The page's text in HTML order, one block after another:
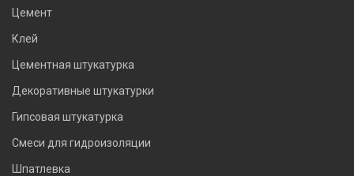
Цемент
Клей
Цементная штукатурка
Декоративные штукатурки
Гипсовая штукатурка
Смеси для гидроизоляции
Шпатлевка